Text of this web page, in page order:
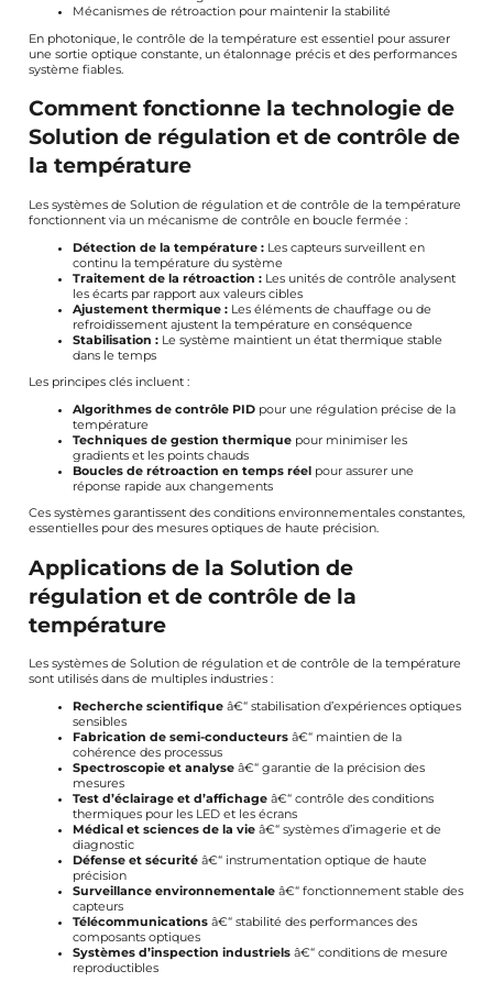
Mécanismes de rétroaction pour maintenir la stabilité
En photonique, le contrôle de la température est essentiel pour assurer
une sortie optique constante, un étalonnage précis et des performances
système fiables.
Comment fonctionne la technologie de
Solution de régulation et de contrôle de
la température
Les systèmes de Solution de régulation et de contrôle de la température
fonctionnent via un mécanisme de contrôle en boucle fermée :
Détection de la température :Les capteurs surveillent en
continu la température du système
Traitement de la rétroaction :Les unités de contrôle analysent
les écarts par rapport aux valeurs cibles
Ajustement thermique :Les éléments de chauffage ou de
refroidissement ajustent la température en conséquence
Stabilisation :Le système maintient un état thermique stable
dans le temps
Les principes clés incluent :
Algorithmes de contrôle PIDpour une régulation précise de la
température
Techniques de gestion thermiquepour minimiser les
gradients et les points chauds
Boucles de rétroaction en temps réelpour assurer une
réponse rapide aux changements
Ces systèmes garantissent des conditions environnementales constantes,
essentielles pour des mesures optiques de haute précision.
Applications de la Solution de
régulation et de contrôle de la
température
Les systèmes de Solution de régulation et de contrôle de la température
sont utilisés dans de multiples industries :
Recherche scientifiqueâ€“ stabilisation d’expériences optiques
sensibles
Fabrication de semi-conducteursâ€“ maintien de la
cohérence des processus
Spectroscopie et analyseâ€“ garantie de la précision des
mesures
Test d’éclairage et d’affichageâ€“ contrôle des conditions
thermiques pour les LED et les écrans
Médical et sciences de la vieâ€“ systèmes d’imagerie et de
diagnostic
Défense et sécuritéâ€“ instrumentation optique de haute
précision
Surveillance environnementaleâ€“ fonctionnement stable des
capteurs
Télécommunicationsâ€“ stabilité des performances des
composants optiques
Systèmes d’inspection industrielsâ€“ conditions de mesure
reproductibles